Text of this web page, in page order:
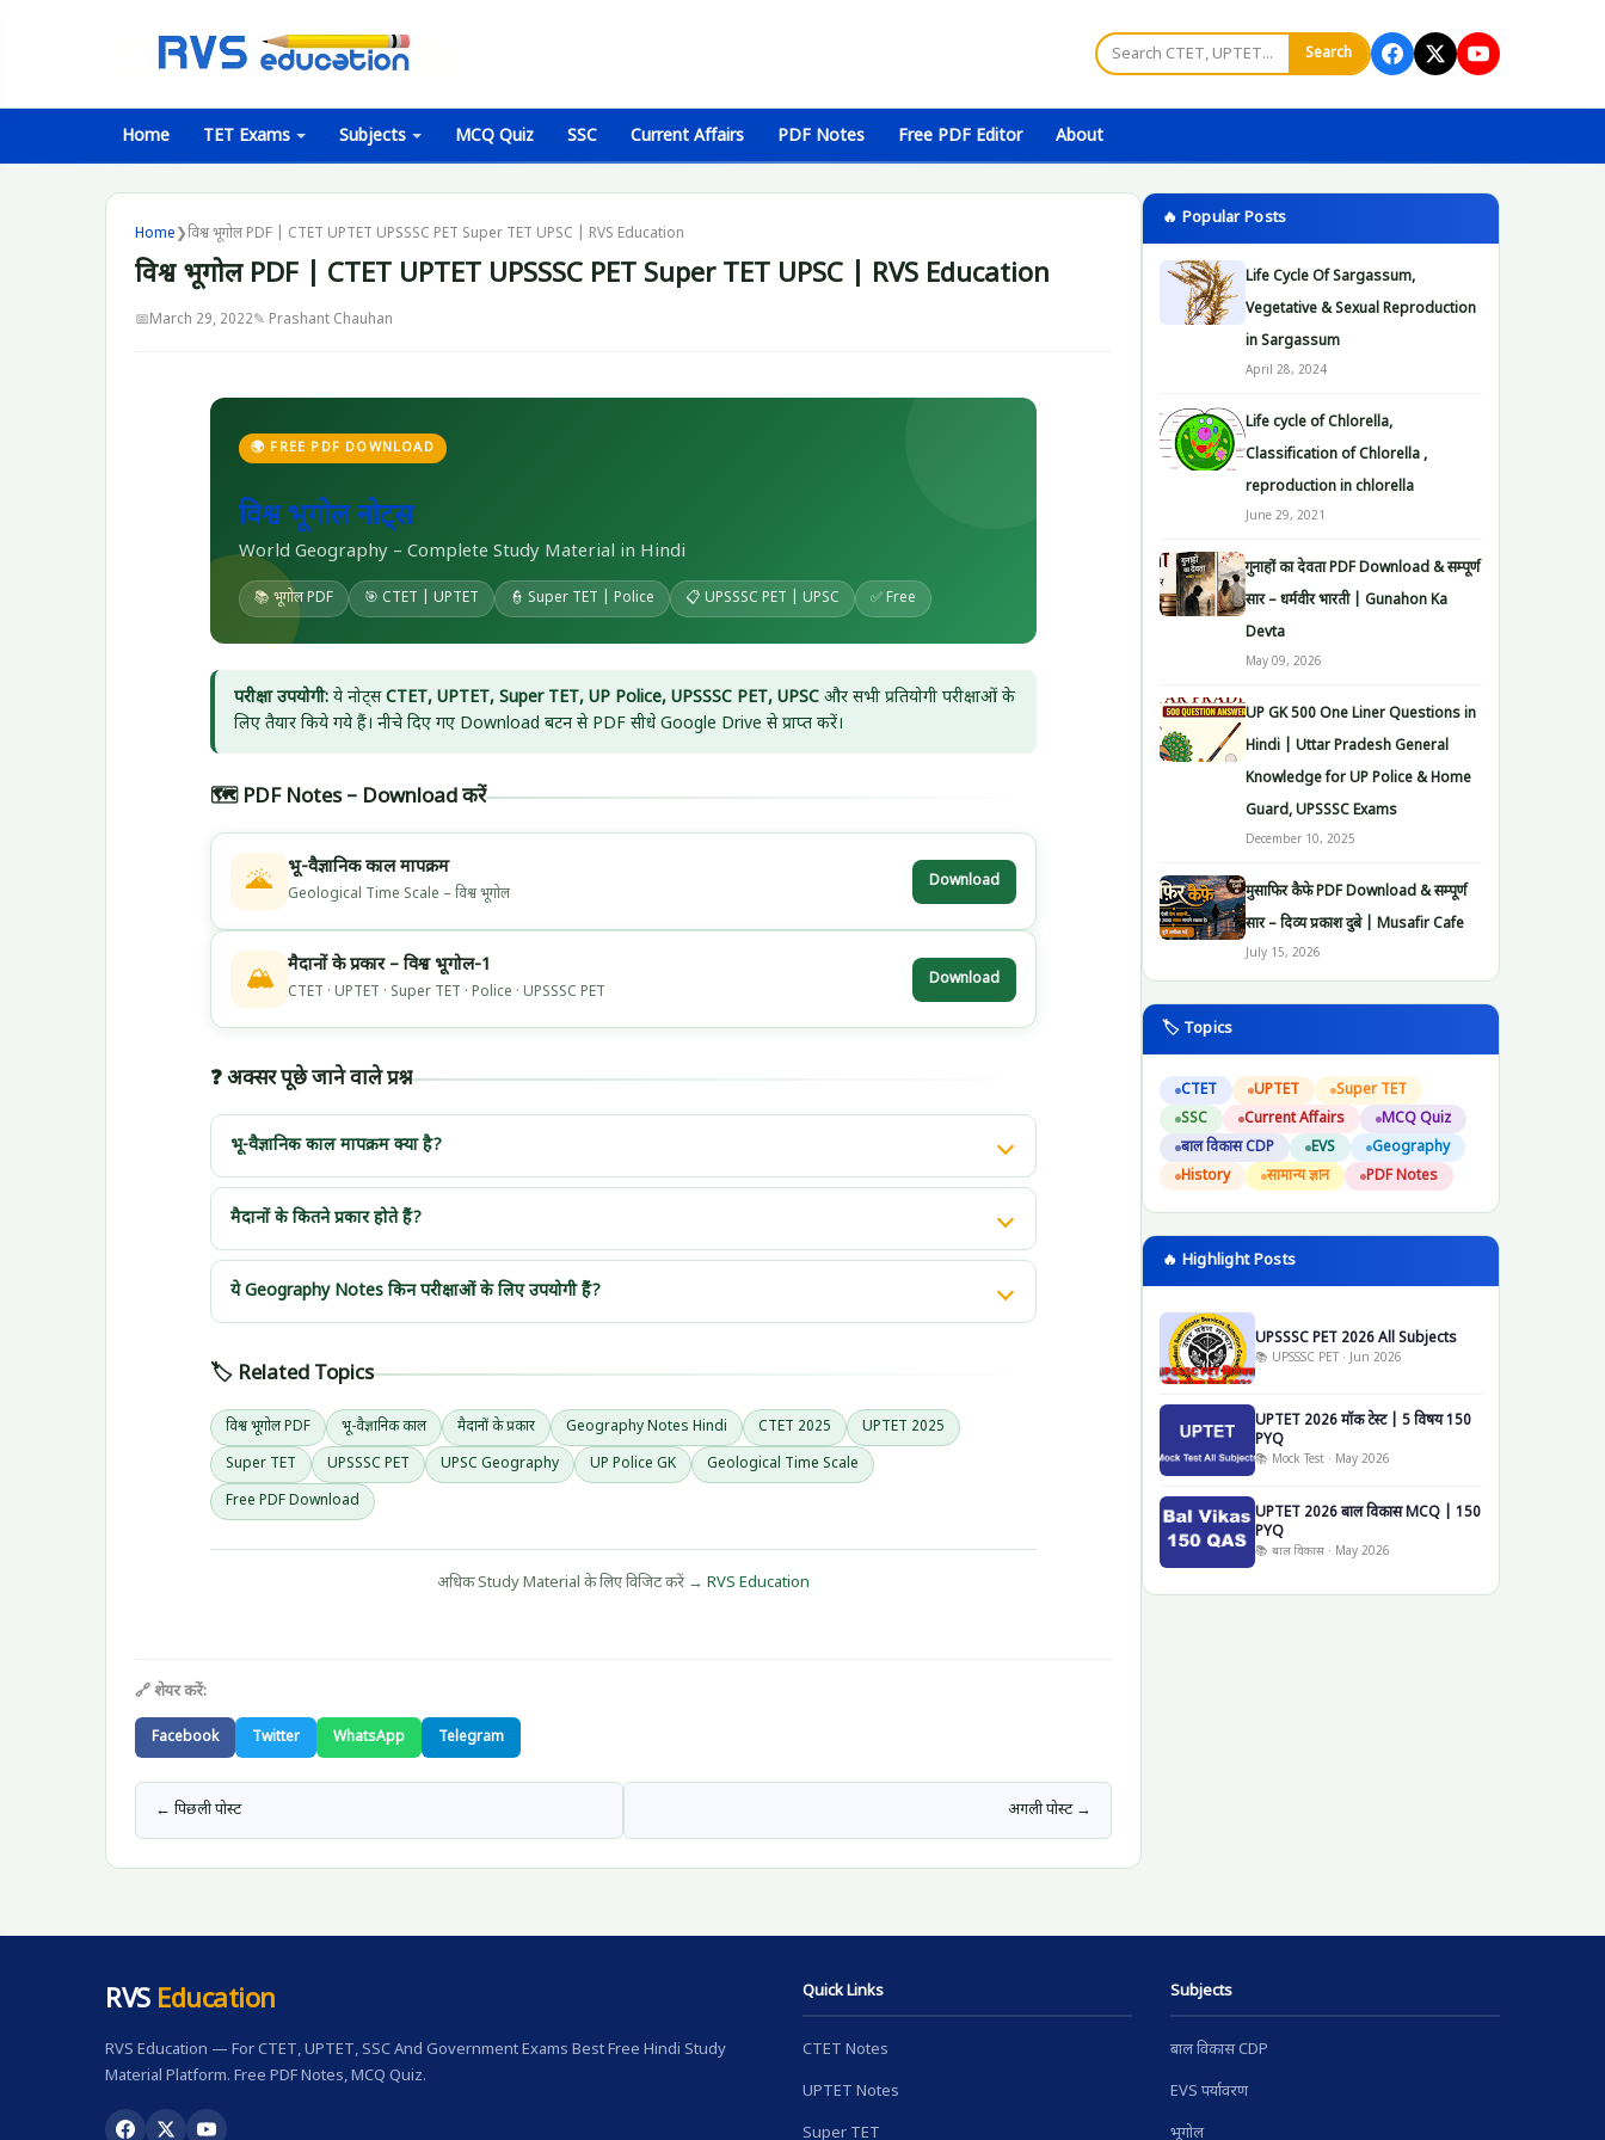
Search
Home TET Exams Subjects MCQ Quiz SSC Current Affairs PDF Notes Free PDF Editor About
Home❯विश्व भूगोल PDF | CTET UPTET UPSSSC PET Super TET UPSC | RVS Education
विश्व भूगोल PDF | CTET UPTET UPSSSC PET Super TET UPSC | RVS Education
📅March 29, 2022✎ Prashant Chauhan
🌍 FREE PDF DOWNLOAD
विश्व भूगोल नोट्स
World Geography – Complete Study Material in Hindi
📚 भूगोल PDF 🎯 CTET | UPTET 👮 Super TET | Police 📋 UPSSSC PET | UPSC ✅ Free
परीक्षा उपयोगी: ये नोट्सCTET, UPTET, Super TET, UP Police, UPSSSC PET, UPSC और सभी प्रतियोगी परीक्षाओं के
लिए तैयार किये गये हैं। नीचे दिए गए Download बटन से PDF सीधे Google Drive से प्राप्त करें।
🗺️ PDF Notes – Download करें
🌋 भू-वैज्ञानिक काल मापक्रम
Geological Time Scale – विश्व भूगोल
Download
🏔️ मैदानों के प्रकार – विश्व भूगोल-1
CTET · UPTET · Super TET · Police · UPSSSC PET
Download
❓ अक्सर पूछे जाने वाले प्रश्न
भू-वैज्ञानिक काल मापक्रम क्या है?
भू-वैज्ञानिक काल मापक्रम (Geological Time Scale) पृथ्वी के इतिहास को विभिन्न कालखंडों में विभाजित करता है। यह CTET,
UPTET और अन्य प्रतियोगी परीक्षाओं के भूगोल खंड का महत्वपूर्ण टॉपिक है।
मैदानों के कितने प्रकार होते हैं?
मैदान मुख्यतः तीन प्रकार के होते हैं – संरचनात्मक मैदान, अपरदनात्मक मैदान, और निक्षेपात्मक मैदान। विस्तृत जानकारी के लिए
ऊपर दिया गया PDF डाउनलोड करें।
ये Geography Notes किन परीक्षाओं के लिए उपयोगी हैं?
के लिए उपयोगी हैं।
🏷️ Related Topics
विश्व भूगोल PDF भू-वैज्ञानिक काल मैदानों के प्रकार Geography Notes Hindi CTET 2025
UPTET 2025
Super TET
UPSSSC PET UPSC Geography UP Police GK
Geological Time Scale
Free PDF Download
अधिक Study Material के लिए विजिट करें → RVS Education
🔗 शेयर करें:
Facebook Twitter WhatsApp Telegram
← पिछली पोस्ट अगली पोस्ट →
🔥 Popular Posts
Life Cycle Of Sargassum,
Vegetative & Sexual Reproduction
in Sargassum
April 28, 2024
Life cycle of Chlorella,
Classification of Chlorella ,
reproduction in chlorella
June 29, 2021
गुनाहों का देवता PDF Download & सम्पूर्ण
सार – धर्मवीर भारती | Gunahon Ka
Devta
May 09, 2026
UP GK 500 One Liner Questions in
Hindi | Uttar Pradesh General
Knowledge for UP Police & Home
Guard, UPSSSC Exams
December 10, 2025
मुसाफिर कैफे PDF Download & सम्पूर्ण
सार – दिव्य प्रकाश दुबे | Musafir Cafe
July 15, 2026
🏷️ Topics
CTET UPTET
Super TET
SSC
Current Affairs
MCQ Quiz
बाल विकास CDP
EVS
Geography
History
सामान्य ज्ञान PDF Notes
🔥 Highlight Posts
UPSSSC PET 2026 All Subjects
📚 UPSSSC PET · Jun 2026
UPTET 2026 मॉक टेस्ट | 5 विषय 150
PYQ
📚 Mock Test · May 2026
UPTET 2026 बाल विकास MCQ | 150
PYQ
📚 बाल विकास · May 2026
RVS Education
RVS Education — For CTET, UPTET, SSC And Government Exams Best Free Hindi Study
Material Platform. Free PDF Notes, MCQ Quiz.
Quick Links
CTET Notes
UPTET Notes
Super TET
Subjects
बाल विकास CDP
EVS पर्यावरण
भूगोल